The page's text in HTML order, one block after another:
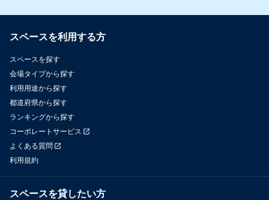
スペースを利用する方
スペースを探す
会場タイプから探す
利用用途から探す
都道府県から探す
ランキングから探す
コーポレートサービス
よくある質問
利用規約
スペースを貸したい方